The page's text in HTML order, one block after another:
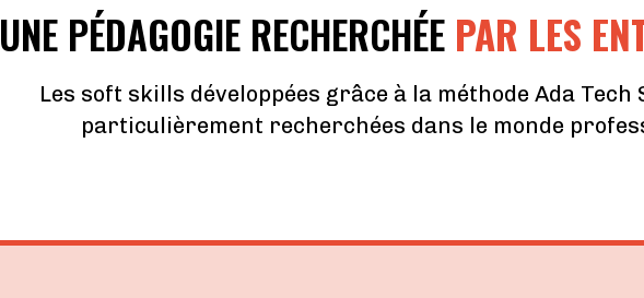
UNE PÉDAGOGIE RECHERCHÉE PAR LES
Les soft skills développées grâce à la méthode Ada Tech
particulièrement recherchées dans le monde